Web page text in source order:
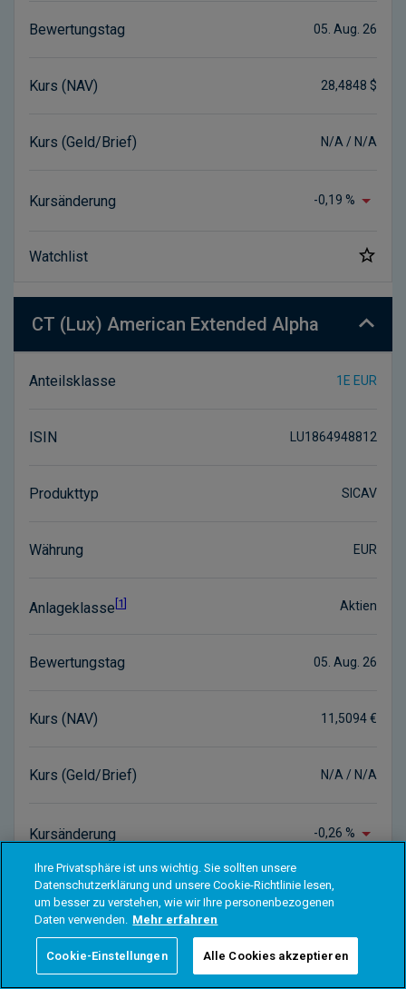
Ihre Privatsphäre ist uns wichtig. Sie sollten unsere
Datenschutzerklärung und unsere Cookie-Richtlinie lesen,
um besser zu verstehen, wie wir Ihre personenbezogenen
Daten verwenden. Mehr erfahren
Cookie-Einstellungen Alle Cookies akzeptieren